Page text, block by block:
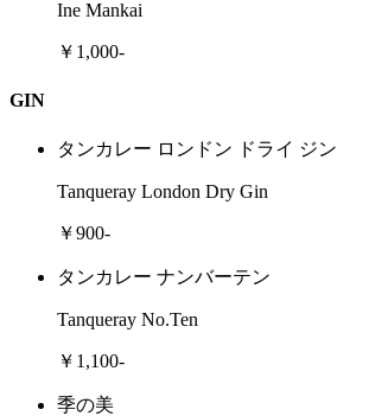
Ine Mankai
￥1,000-
GIN
タンカレー ロンドン ドライ ジン
Tanqueray London Dry Gin
￥900-
タンカレー ナンバーテン
Tanqueray No.Ten
￥1,100-
季の美